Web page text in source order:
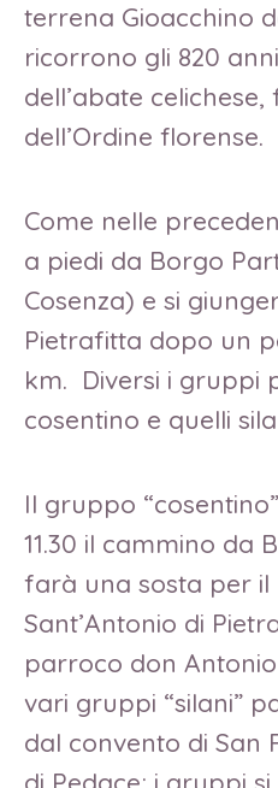
terrena Gioacchino
ricorrono gli 820
dell’abate
dell’Ordine florense.
Come nelle
a piedi da Borgo
Cosenza) e si
Pietrafitta dopo un
km. Diversi i gruppi
cosentino e quelli
Il gruppo
11.30 il cammino da
farà una sosta per il
Sant’Antonio di
parroco don
vari gruppi “silani”
dal convento di San
di Pedace; i gruppi